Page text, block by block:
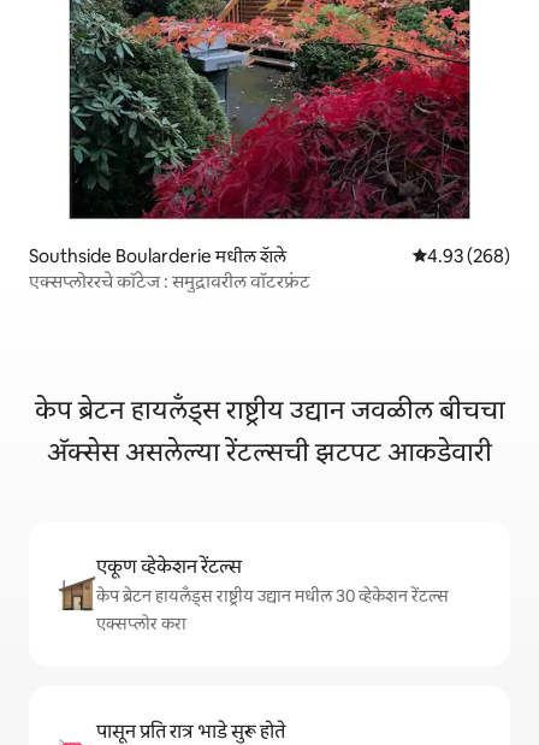
Southside Boularderie मधील शॅले 5 पैकी 4.93
4.93 (268)
एक्सप्लोररचे कॉटेज : समुद्रावरील वॉटरफ्रंट
केप ब्रेटन हायलँड्स राष्ट्रीय उद्यान जवळील बीचचा
ॲक्सेस असलेल्या रेंटल्सची झटपट आकडेवारी
एकूण व्हेकेशन रेंटल्स
केप ब्रेटन हायलँड्स राष्ट्रीय उद्यान मधील 30 व्हेकेशन रेंटल्स
एक्सप्लोर करा
पासून प्रति रात्र भाडे सुरू होते